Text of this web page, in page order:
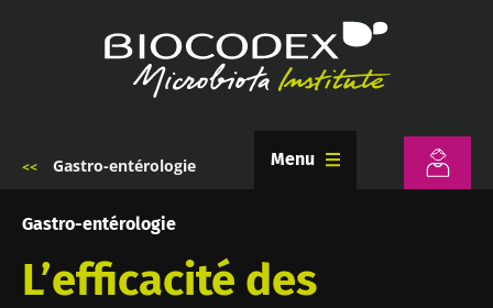
Gastro-entérologie Menu
Gastro-entérologie
L’efficacité des